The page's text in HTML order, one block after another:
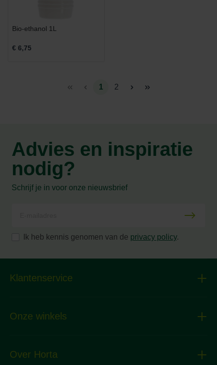
Bio-ethanol 1L
€ 6,75
1 2
Advies en inspiratie
nodig?
Schrijf je in voor onze nieuwsbrief
Ik heb kennis genomen van de privacy policy.
Klantenservice
Onze winkels
Over Horta